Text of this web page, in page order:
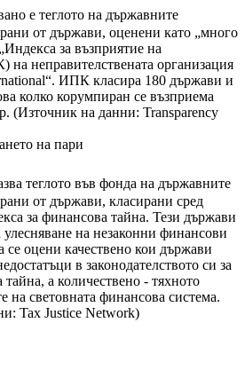
е теглото на държавните
от държави, оценени като „много
за възприятие на
на неправителствената организация
ИПК класира 180 държави и
колко корумпиран се възприема
(Източник на данни: Transparency
на пари
теглото във фонда на държавните
от държави, класирани сред
за финансова тайна. Тези държави
улесняване на незаконни финансови
се оцени качествено кои държави
в законодателството си за
тайна, а количествено - тяхното
на световната финансова система.
Tax Justice Network)